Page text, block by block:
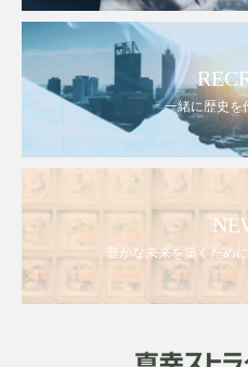
一緒に歴史を
豊かな未来を築くため